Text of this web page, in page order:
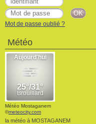
Mot de passe oublié ?
Météo
Météo Mostaganem
©meteocity.com
la météo à MOSTAGANEM